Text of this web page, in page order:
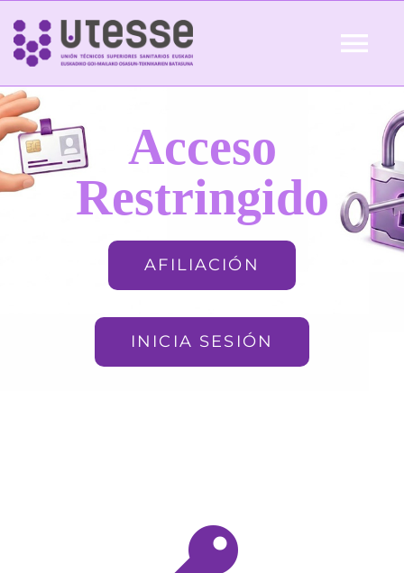
Skip
content
Inicio
QUIÉNES SOMOS Acceso
Restringido
AFILIACIÓN
INICIA SESIÓN